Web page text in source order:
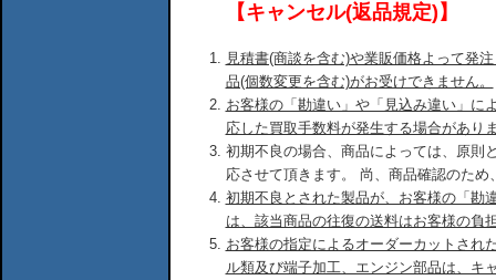
【キャンセル(返品規定)】
見積書(商談を含む)や業販価格よって発
品(個数変更を含む)がお受けできません。
お客様の「勘違い」や「見込み違い」に
応した買取手数料が発生する場合があり
初期不良の場合、商品によっては、原則
応させて頂きます。 尚、商品確認のた
初期不良とされた製品が、お客様の「勘
は、該当商品の往復の送料はお客様の負
お客様の指定によるオーダーカットされ
ル類及び端子加工、エンジン部品は、キ